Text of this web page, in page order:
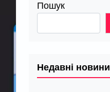
Пошук
Недавні новини